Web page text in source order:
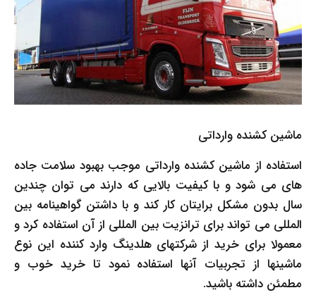
ماشین کشنده وارداتی
استفاده از ماشین کشنده وارداتی موجب بهبود سلامت جاده
های می شود و با کیفیت بالایی که دارند می توان چندین
سال بدون مشکل برایتان کار کند و با داشتن گواهینامه بین
المللی می تواند برای ترانزیت بین المللی از آن استفاده کرد و
معمولا برای خرید از شرکتهای هلدینگ وارد کننده این نوع
ماشینها از تجربیات آنها استفاده نمود تا خرید خوب و
مطمئن داشته باشید.